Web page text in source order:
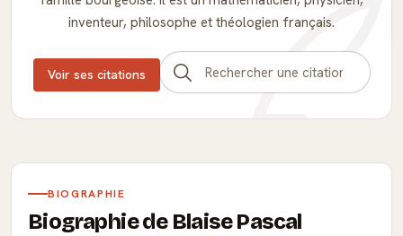
inventeur, philosophe et théologien français.
Voir ses citations
BIOGRAPHIE
Biographie de Blaise Pascal